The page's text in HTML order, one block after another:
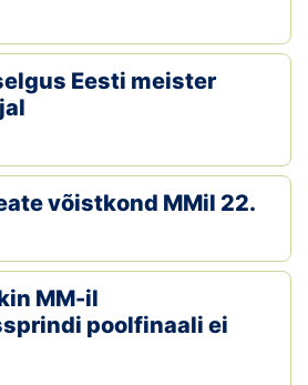
Eesti meister
võistkond MMil 22.
MM-il
poolfinaali ei